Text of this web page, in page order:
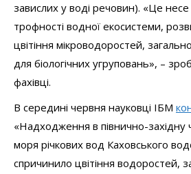
завислих у воді речовин). «Це
трофності водної екосистеми,
цвітіння мікроводоростей,
для біологічних угруповань», –
фахівці.
В середині червня науковці ІБМ
«Надходження в півнично-західну
моря річкових вод Каховського
спричинило цвітіння водоростей,